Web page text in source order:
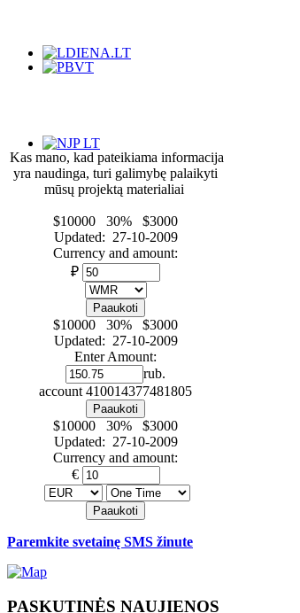
Kas mano, kad pateikiama informacija
yra naudinga, turi galimybę palaikyti
mūsų projektą materialiai
$10000 30% $3000
Updated: 27-10-2009
Currency and amount:
₽
$10000 30% $3000
Updated: 27-10-2009
Enter Amount:
rub.
account 410014377481805
$10000 30% $3000
Updated: 27-10-2009
Currency and amount:
€
Paremkite svetainę SMS žinute
PASKUTINĖS NAUJIENOS